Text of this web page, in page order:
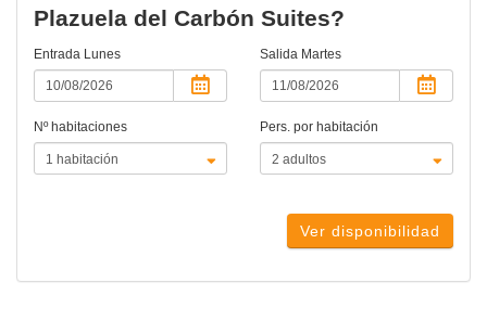
Plazuela del Carbón Suites?
Entrada Lunes Salida Martes
Nº habitaciones Pers. por habitación
Ver disponibilidad